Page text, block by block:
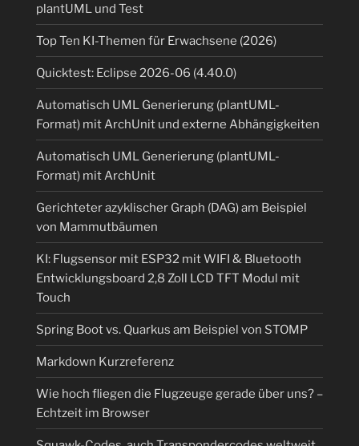
plantUML und Test
Top Ten KI-Themen für Erwachsene (2026)
Quicktest: Eclipse 2026-06 (4.40.0)
Automatisch UML Generierung (plantUML-
Format) mit ArchUnit und externe Abhängigkeiten
Automatisch UML Generierung (plantUML-
Format) mit ArchUnit
Gerichteter azyklischer Graph (DAG) am Beispiel
von Mammutbäumen
KI: Flugsensor mit ESP32 mit WIFI & Bluetooth
Entwicklungsboard 2,8 Zoll LCD TFT Modul mit
Touch
Spring Boot vs. Quarkus am Beispiel von STOMP
Markdown Kurzreferenz
Wie hoch fliegen die Flugzeuge gerade über uns? –
Echtzeit im Browser